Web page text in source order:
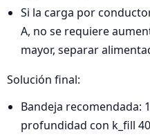
Si la carga por
A, no se requiere
mayor, separar
Solución final:
Bandeja recomendada:
profundidad con k_fill